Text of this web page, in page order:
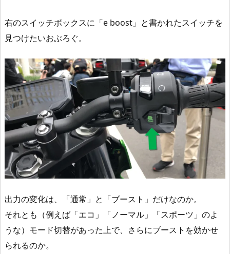
右のスイッチボックスに「e boost」と書かれたスイッチを
見つけたいおぶろぐ。
出力の変化は、「通常」と「ブースト」だけなのか。
それとも（例えば「エコ」「ノーマル」「スポーツ」のよ
うな）モード切替があった上で、さらにブーストを効かせ
られるのか。